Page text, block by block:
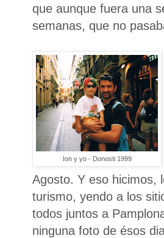
que aunque fuera una
semanas, que no
Ion y yo - Donosti 1999
Agosto. Y eso hicimos,
turismo, yendo a los
todos juntos a
ninguna foto de ésos